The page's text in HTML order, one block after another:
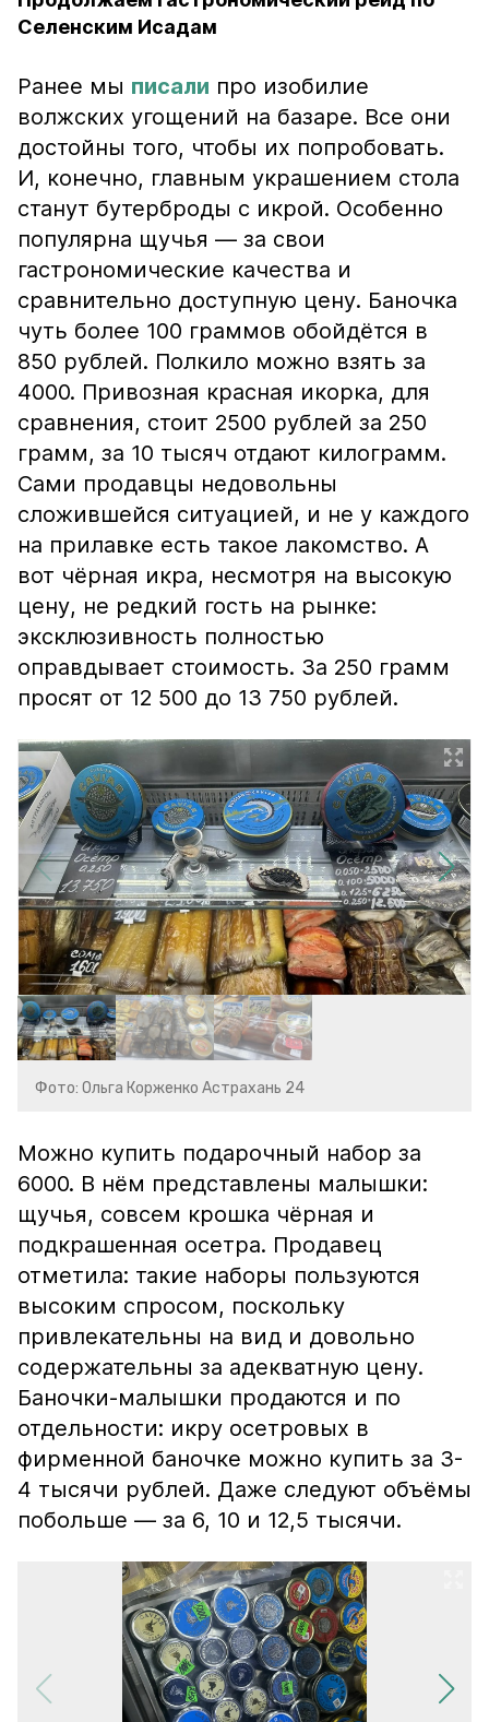
Селенским Исадам
Ранее мы писали про изобилие
волжских угощений на базаре. Все они
достойны того, чтобы их попробовать.
И, конечно, главным украшением стола
станут бутерброды с икрой. Особенно
популярна щучья — за свои
гастрономические качества и
сравнительно доступную цену. Баночка
чуть более 100 граммов обойдётся в
850 рублей. Полкило можно взять за
4000. Привозная красная икорка, для
сравнения, стоит 2500 рублей за 250
грамм, за 10 тысяч отдают килограмм.
Сами продавцы недовольны
сложившейся ситуацией, и не у каждого
на прилавке есть такое лакомство. А
вот чёрная икра, несмотря на высокую
цену, не редкий гость на рынке:
эксклюзивность полностью
оправдывает стоимость. За 250 грамм
просят от 12 500 до 13 750 рублей.
Фото: Ольга Корженко Астрахань 24
Можно купить подарочный набор за
6000. В нём представлены малышки:
щучья, совсем крошка чёрная и
подкрашенная осетра. Продавец
отметила: такие наборы пользуются
высоким спросом, поскольку
привлекательны на вид и довольно
содержательны за адекватную цену.
Баночки-малышки продаются и по
отдельности: икру осетровых в
фирменной баночке можно купить за 3-
4 тысячи рублей. Даже следуют объёмы
побольше — за 6, 10 и 12,5 тысячи.